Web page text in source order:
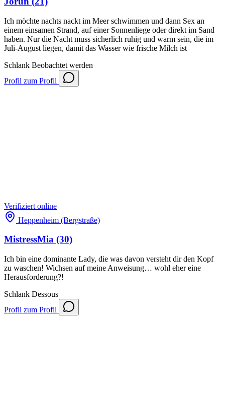
Ich möchte nachts nackt im Meer schwimmen und dann Sex an
einem einsamen Strand, auf einer Sonnenliege oder direkt im Sand
haben. Nur die Nacht muss sicherlich ruhig und warm sein, die im
Juli-August liegen, damit das Wasser wie frische Milch ist
Schlank Beobachtet werden
Profil zum Profil
Verifiziert online
Heppenheim (Bergstraße)
MistressMia (30)
Ich bin eine dominante Lady, die was davon versteht dir den Kopf
zu waschen! Wichsen auf meine Anweisung… wohl eher eine
Herausforderung?!
Schlank Dessous
Profil zum Profil